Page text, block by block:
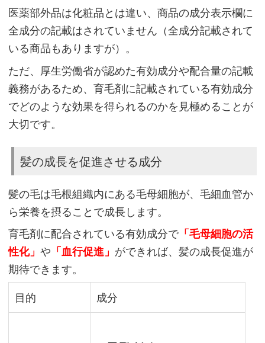
③
育
剤
の
使
用
や
ス
ト
パ
フ
ォ
ー
マ
ン
医薬部外品は化粧品とは違い、商品の成分表示欄に
全成分の記載はされていません（全成分記載されて
いる商品もありますが）。
ただ、厚生労働省が認めた有効成分や配合量の記載
義務があるため、育毛剤に記載されている有効成分
でどのような効果を得られるのかを見極めることが
大切です。
髪の成長を促進させる成分
髪の毛は毛根組織内にある毛母細胞が、毛細血管か
ら栄養を摂ることで成長します。
育毛剤に配合されている有効成分で「毛母細胞の活
性化」 や 「血行促進」 ができれば、髪の成長促進が
期待できます。
目的 成分